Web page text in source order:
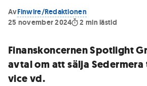
AvFinwire/Redaktionen
25 november 2024
2 min lästid
Finanskoncernen Spotlight
avtal om att sälja
vice vd.